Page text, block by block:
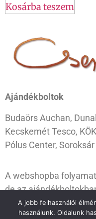
Kosárba teszem
Ajándékboltok
Budaörs Auchan,
Kecskemét Tesco,
Pólus Center,
A webshopba
de az
választék. Ugorj be
A jobb felhasználói
használunk. Oldalunk